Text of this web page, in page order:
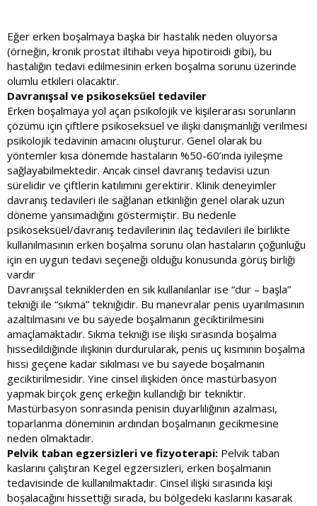
Eğer erken boşalmaya başka bir hastalık neden oluyorsa
(örneğin, kronik prostat iltihabı veya hipotiroidi gibi), bu
hastalığın tedavi edilmesinin erken boşalma sorunu üzerinde
olumlu etkileri olacaktır.
Davranışsal ve psikoseksüel tedaviler
Erken boşalmaya yol açan psikolojik ve kişilerarası sorunların
çözümü için çiftlere psikoseksüel ve ilişki danışmanlığı verilmesi
psikolojik tedavinin amacını oluşturur. Genel olarak bu
yöntemler kısa dönemde hastaların %50-60’ında iyileşme
sağlayabilmektedir. Ancak cinsel davranış tedavisi uzun
sürelidir ve çiftlerin katılımını gerektirir. Klinik deneyimler
davranış tedavileri ile sağlanan etkinliğin genel olarak uzun
döneme yansımadığını göstermiştir. Bu nedenle
psikoseksüel/davranış tedavilerinin ilaç tedavileri ile birlikte
kullanılmasının erken boşalma sorunu olan hastaların çoğunluğu
için en uygun tedavi seçeneği olduğu konusunda görüş birliği
vardır
Davranışsal tekniklerden en sık kullanılanlar ise “dur – başla”
tekniği ile “sıkma” tekniğidir. Bu manevralar penis uyarılmasının
azaltılmasını ve bu sayede boşalmanın geciktirilmesini
amaçlamaktadır. Sıkma tekniği ise ilişki sırasında boşalma
hissedildiğinde ilişkinin durdurularak, penis uç kısmının boşalma
hissi geçene kadar sıkılması ve bu sayede boşalmanın
geciktirilmesidir. Yine cinsel ilişkiden önce mastürbasyon
yapmak birçok genç erkeğin kullandığı bir tekniktir.
Mastürbasyon sonrasında penisin duyarlılığının azalması,
toparlanma döneminin ardından boşalmanın gecikmesine
neden olmaktadır.
Pelvik taban egzersizleri ve fizyoterapi: Pelvik taban
kaslarını çalıştıran Kegel egzersizleri, erken boşalmanın
tedavisinde de kullanılmaktadır. Cinsel ilişki sırasında kişi
boşalacağını hissettiği sırada, bu bölgedeki kaslarını kasarak